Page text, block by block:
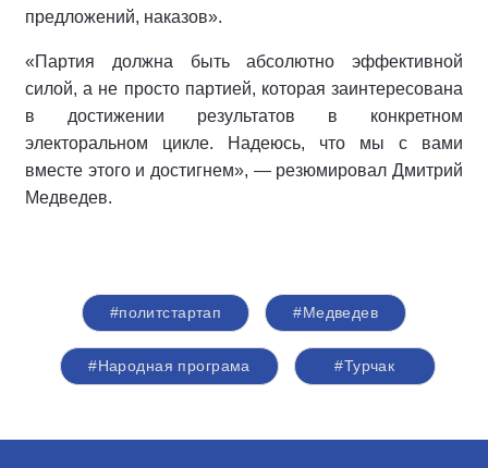
предложений, наказов».
«Партия должна быть абсолютно эффективной
силой, а не просто партией, которая заинтересована
в достижении результатов в конкретном
электоральном цикле. Надеюсь, что мы с вами
вместе этого и достигнем», — резюмировал Дмитрий
Медведев.
#политстартап #Медведев
#Народная програма #Турчак